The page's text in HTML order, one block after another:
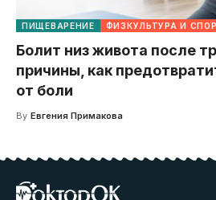
ПИЩЕВАРЕНИЕ ФИЗКУЛЬТУРА И
Болит низ живота после
причины, как
от боли
By Евгения Примакова